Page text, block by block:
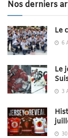
Nos derniers
Le
6
Le
3